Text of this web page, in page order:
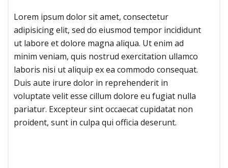
Lorem ipsum dolor sit amet, consectetur
adipisicing elit, sed do eiusmod tempor incididunt
ut labore et dolore magna aliqua. Ut enim ad
minim veniam, quis nostrud exercitation ullamco
laboris nisi ut aliquip ex ea commodo consequat.
Duis aute irure dolor in reprehenderit in
voluptate velit esse cillum dolore eu fugiat nulla
pariatur. Excepteur sint occaecat cupidatat non
proident, sunt in culpa qui officia deserunt.